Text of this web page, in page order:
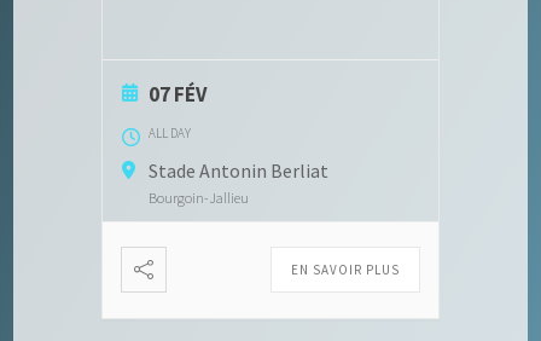
07 FÉV
ALL DAY
Stade Antonin Berliat
Bourgoin-Jallieu
EN SAVOIR PLUS